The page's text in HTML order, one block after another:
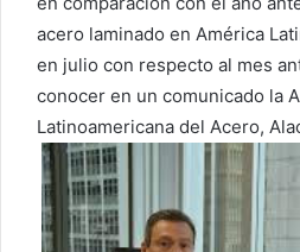
acero laminado en América
en julio con respecto al mes
conocer en un comunicado la
Latinoamericana del Acero,